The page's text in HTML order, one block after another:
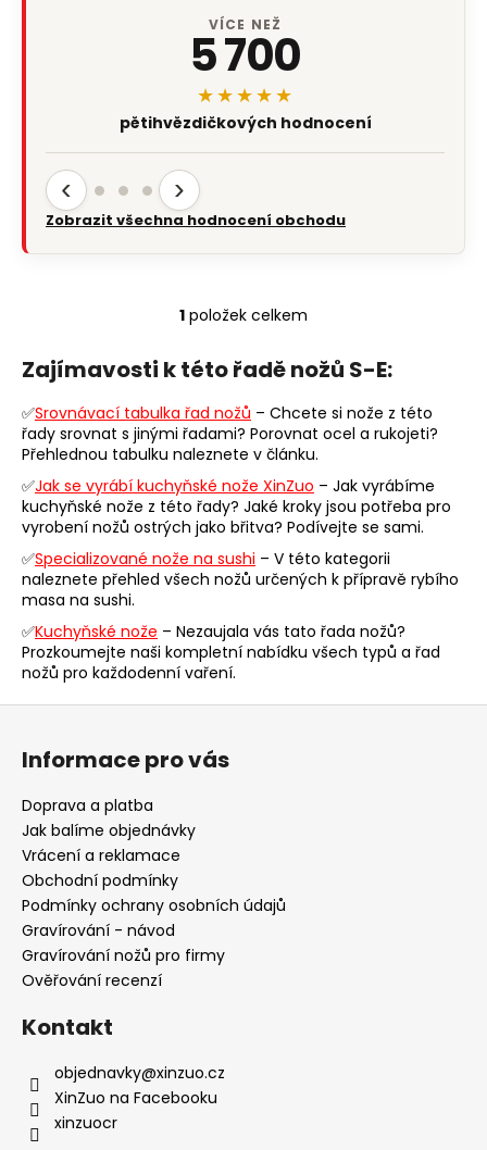
VÍCE NEŽ
5 700
★★★★★
pětihvězdičkových hodnocení
‹ ›
Zobrazit všechna hodnocení obchodu
O
l
á
d
a
c
í
p
r
v
k
v
ý
i
1 položek celkem
Zajímavosti k této řadě nožů S-E:
✅Srovnávací tabulka řad nožů – Chcete si nože z této
řady srovnat s jinými řadami? Porovnat ocel a rukojeti?
Přehlednou tabulku naleznete v článku.
✅Jak se vyrábí kuchyňské nože XinZuo – Jak vyrábíme
kuchyňské nože z této řady? Jaké kroky jsou potřeba pro
vyrobení nožů ostrých jako břitva? Podívejte se sami.
✅Specializované nože na sushi – V této kategorii
naleznete přehled všech nožů určených k přípravě rybího
masa na sushi.
✅Kuchyňské nože – Nezaujala vás tato řada nožů?
Prozkoumejte naši kompletní nabídku všech typů a řad
nožů pro každodenní vaření.
Informace pro vás
Doprava a platba
Jak balíme objednávky
Vrácení a reklamace
Obchodní podmínky
Podmínky ochrany osobních údajů
Gravírování - návod
Gravírování nožů pro firmy
Ověřování recenzí
Kontakt
objednavky@xinzuo.cz
XinZuo na Facebooku
xinzuocr